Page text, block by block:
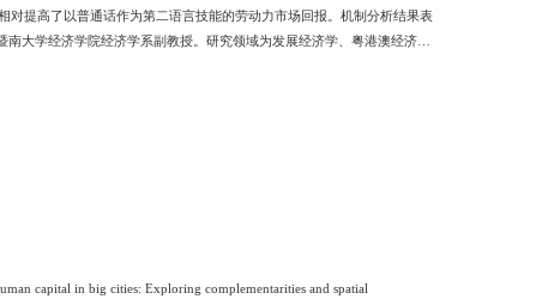
提高了以普通话作为第二语言技能的劳动力市场回报。机制分析结果表
大学经济学院经济学系副教授。研究领域为发展经济学、粤港澳经济
capital in big cities: Exploring complementarities and spatial